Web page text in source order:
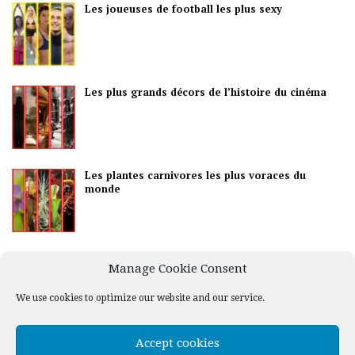
Manage Cookie Consent
We use cookies to optimize our website and our service.
Accept cookies
Les joueuses de football les plus sexy
Les plus grands décors de l’histoire du cinéma
Les plantes carnivores les plus voraces du
monde